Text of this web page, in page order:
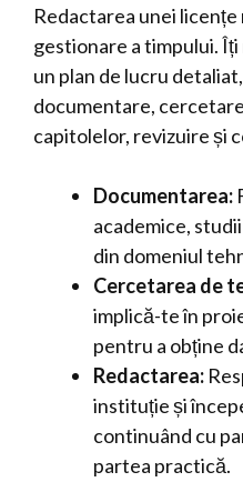
Redactarea unei
gestionare a timpului.
un plan de lucru
documentare,
capitolelor, revizuire și
Documentarea:
academice,
din domeniul
Cercetarea de
implică-te în
pentru a obține
Redactarea:
instituție și
continuând cu
partea practică.